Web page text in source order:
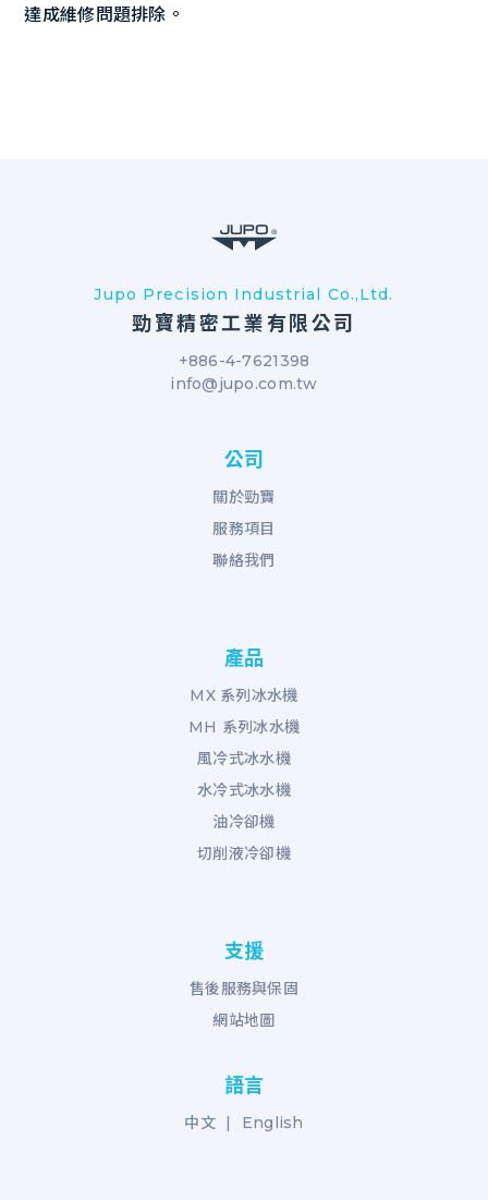
達成維修問題排除。
Jupo Precision Industrial Co.,Ltd.
勁寶精密工業有限公司
+886-4-7621398
info@jupo.com.tw
公司
關於勁寶
服務項目
聯絡我們
產品
MX 系列冰水機
MH 系列冰水機
風冷式冰水機
水冷式冰水機
油冷卻機
切削液冷卻機
支援
售後服務與保固
網站地圖
語言
中文 | English